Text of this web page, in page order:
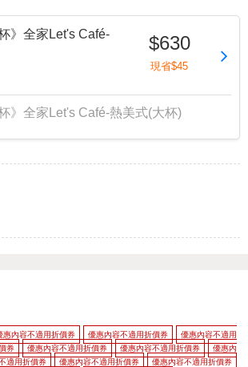
》全家Let's Café-
$630
現省$45
》全家Let's Café-熱美式(大杯)
惠內容不適用折價券 優惠內容不適用折價券
優惠內容不適用
券 優惠內容不適用折價券 優惠內容不適用折價券
優惠內
適用折價券 優惠內容不適用折價券
優惠內容不適用折價券